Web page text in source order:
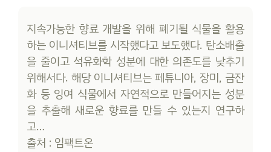
지속가능한 향료 개발을 위해 폐기될 식물을 활용
하는 이니셔티브를 시작했다고 보도했다. 탄소배출
을 줄이고 석유화학 성분에 대한 의존도를 낮추기
위해서다. 해당 이니셔티브는 페튜니아, 장미, 금잔
화 등 잉여 식물에서 자연적으로 만들어지는 성분
을 추출해 새로운 향료를 만들 수 있는지 연구하
고…
출처 : 임팩트온